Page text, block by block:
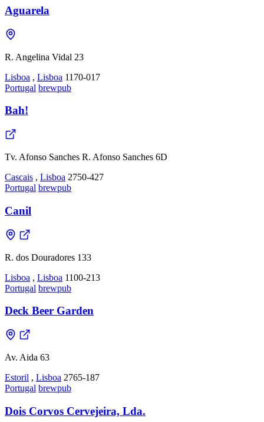
Aguarela
R. Angelina Vidal 23
Lisboa , Lisboa 1170-017
Portugal brewpub
Bah!
Tv. Afonso Sanches R. Afonso Sanches 6D
Cascais , Lisboa 2750-427
Portugal brewpub
Canil
R. dos Douradores 133
Lisboa , Lisboa 1100-213
Portugal brewpub
Deck Beer Garden
Av. Aida 63
Estoril , Lisboa 2765-187
Portugal brewpub
Dois Corvos Cervejeira, Lda.